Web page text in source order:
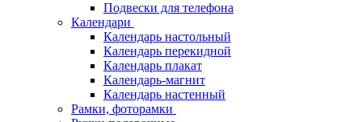
Подвески для телефона
Календари
Календарь настольный
Календарь перекидной
Календарь плакат
Календарь-магнит
Календарь настенный
Рамки, фоторамки